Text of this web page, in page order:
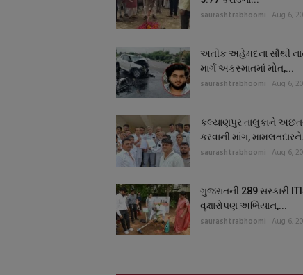
saurashtrabhoomi Aug 6,
અતીક અહેમદના સૌથી
માર્ગ અકસ્માતમાં મોત,...
saurashtrabhoomi Aug 6,
કલ્યાણપુર તાલુકાને
કરવાની માંગ,
saurashtrabhoomi Aug 6,
ગુજરાતની 289 સરકારી
વૃક્ષારોપણ અભિયાન,...
saurashtrabhoomi Aug 6,